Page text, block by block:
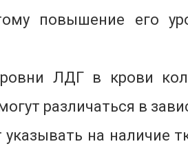
повышение его
ЛДГ в крови
различаться в
на наличие